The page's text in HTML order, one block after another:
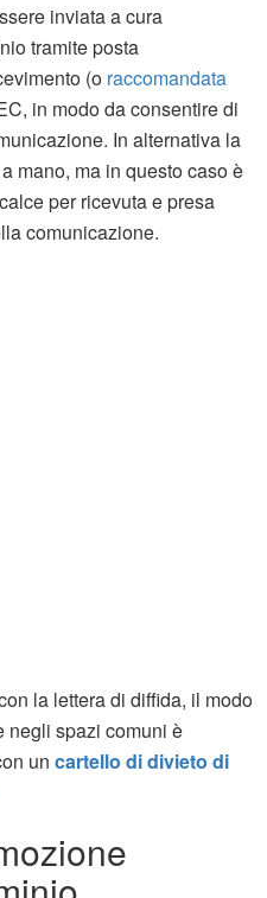
inviata a cura
tramite posta
(o raccomandata
in modo da consentire di
In alternativa la
mano, ma in questo caso è
per ricevuta e presa
comunicazione.
la lettera di diffida, il modo
negli spazi comuni è
uncartello di divieto di